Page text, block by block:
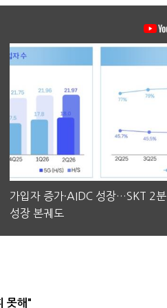
가입자 증가·AIDC 성장…SKT 2
성장 본궤도
못해"